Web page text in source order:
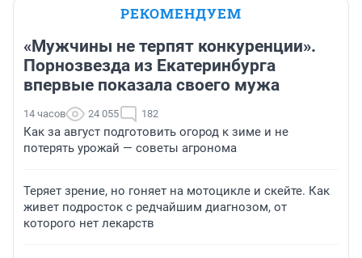
РЕКОМЕНДУЕМ
«Мужчины не терпят конкуренции».
Порнозвезда из Екатеринбурга
впервые показала своего мужа
14 часов 24 055 182
Как за август подготовить огород к зиме и не
потерять урожай — советы агронома
Теряет зрение, но гоняет на мотоцикле и скейте. Как
живет подросток с редчайшим диагнозом, от
которого нет лекарств